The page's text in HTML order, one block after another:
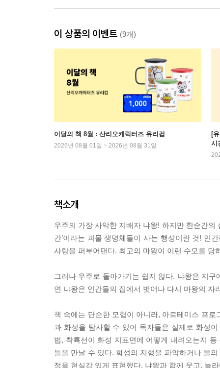
이 상품의 이벤트 (9개)
이달의 책 8월 : 산리오캐릭터즈 유리컵
2026년 08월 01일 ~ 2026년 08월 31일
[
시
책소개
우주의 가장 사악한 지배자 냐왕! 하지만 한순간
간’이라는 괴물 생명체들이 사는 행성이란 것! 인
사랑을 퍼부어댄다. 최고의 마왕이 이런 수모를 당
그러나 우주로 돌아가기는 쉽지 않다. 냐왕은 지
연 냐왕은 인간들의 집에서 벗어나 다시 마왕의
책 속에는 단순한 모험이 아니라, 아르테미스 프
과 화성을 탐사할 수 있어 독자들은 실제로 화성
법, 착륙선이 화성 지표면에 어떻게 내려오는지
들을 만날 수 있다. 화성의 지형을 파악하거나 물
정을 현실감 있게 표현했다. 냐왕과 함께 웃고, 놀